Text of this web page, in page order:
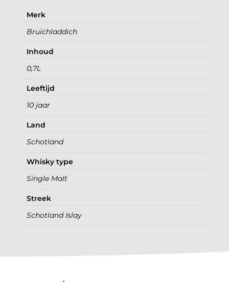
Merk
Bruichladdich
Inhoud
0,7L
Leeftijd
10 jaar
Land
Schotland
Whisky type
Single Malt
Streek
Schotland Islay